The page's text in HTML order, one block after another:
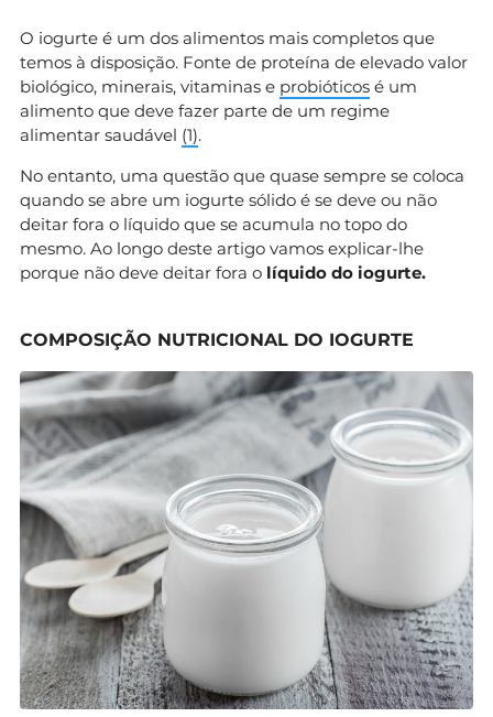
O iogurte é um dos alimentos mais completos que
temos à disposição. Fonte de proteína de elevado valor
biológico, minerais, vitaminas e probióticos é um
alimento que deve fazer parte de um regime
alimentar saudável (1).
No entanto, uma questão que quase sempre se coloca
quando se abre um iogurte sólido é se deve ou não
deitar fora o líquido que se acumula no topo do
mesmo. Ao longo deste artigo vamos explicar-lhe
porque não deve deitar fora o líquido do iogurte.
COMPOSIÇÃO NUTRICIONAL DO IOGURTE